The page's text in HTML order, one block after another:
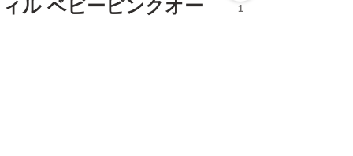
ル ベビーピンクオー
1